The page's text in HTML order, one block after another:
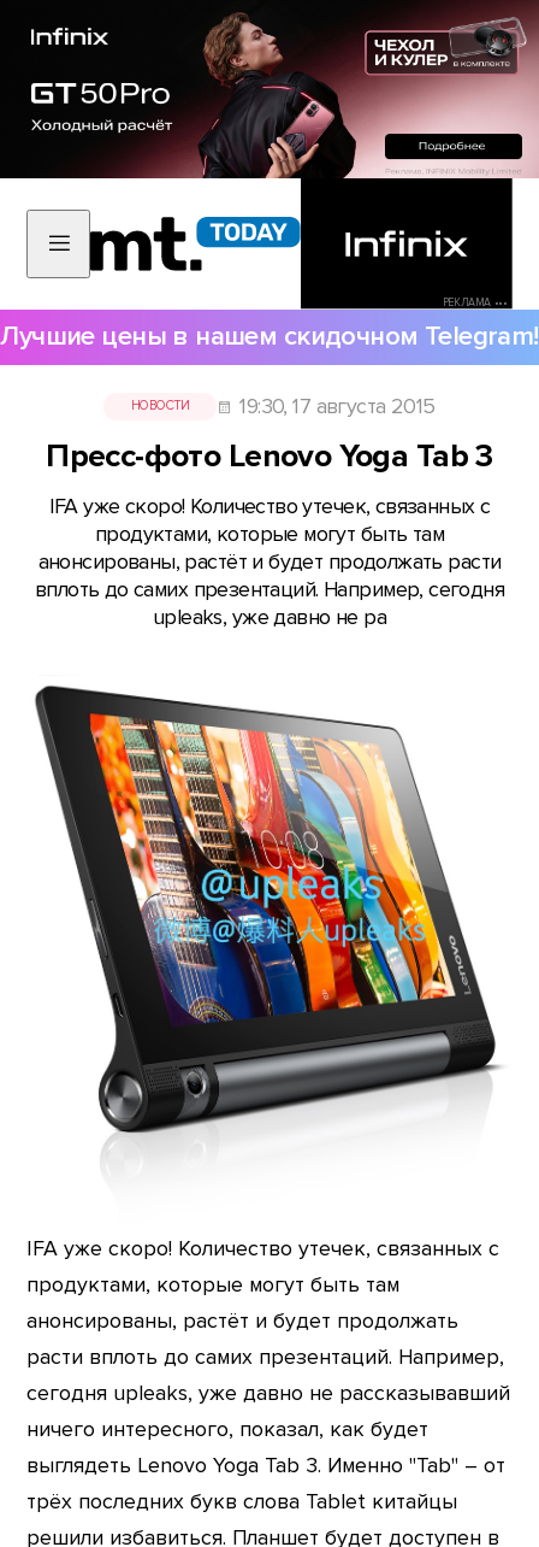
РЕКЛАМА •••
Лучшие цены в нашем скидочном Telegram!
НОВОСТИ 19:30, 17 августа 2015
Пресс-фото Lenovo Yoga Tab 3
IFA уже скоро! Количество утечек, связанных с
продуктами, которые могут быть там
анонсированы, растёт и будет продолжать расти
вплоть до самих презентаций. Например, сегодня
upleaks, уже давно не ра
IFA уже скоро! Количество утечек, связанных с
продуктами, которые могут быть там
анонсированы, растёт и будет продолжать
расти вплоть до самих презентаций. Например,
сегодня upleaks, уже давно не рассказывавший
ничего интересного, показал, как будет
выглядеть Lenovo Yoga Tab 3. Именно "Tab" – от
трёх последних букв слова Tablet китайцы
решили избавиться. Планшет будет доступен в